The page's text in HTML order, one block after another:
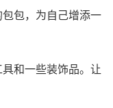
包，为自己增添一
和一些装饰品。让